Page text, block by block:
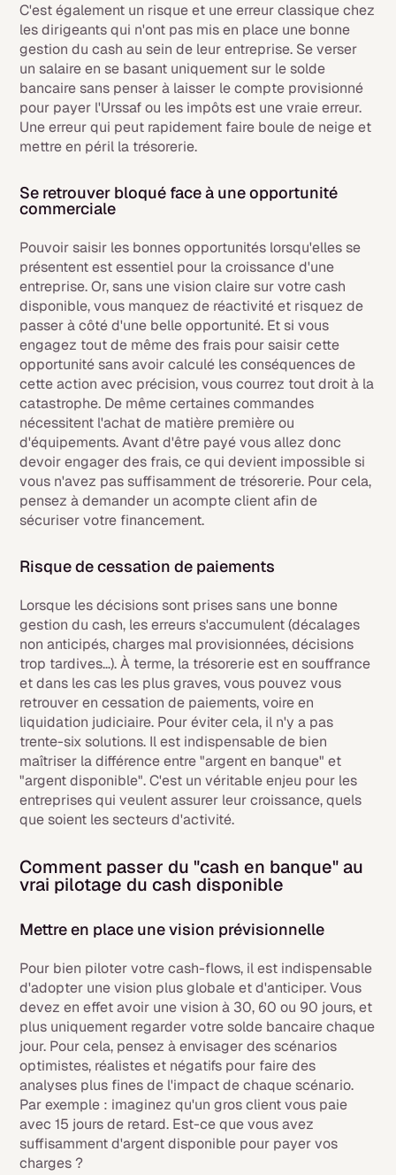
C'est également un risque et une erreur classique chez
les dirigeants qui n'ont pas mis en place une bonne
gestion du cash au sein de leur entreprise. Se verser
un salaire en se basant uniquement sur le solde
bancaire sans penser à laisser le compte provisionné
pour payer l'Urssaf ou les impôts est une vraie erreur.
Une erreur qui peut rapidement faire boule de neige et
mettre en péril la trésorerie.
Se retrouver bloqué face à une opportunité
commerciale
Pouvoir saisir les bonnes opportunités lorsqu'elles se
présentent est essentiel pour la croissance d'une
entreprise. Or, sans une vision claire sur votre cash
disponible, vous manquez de réactivité et risquez de
passer à côté d'une belle opportunité. Et si vous
engagez tout de même des frais pour saisir cette
opportunité sans avoir calculé les conséquences de
cette action avec précision, vous courrez tout droit à la
catastrophe. De même certaines commandes
nécessitent l'achat de matière première ou
d'équipements. Avant d'être payé vous allez donc
devoir engager des frais, ce qui devient impossible si
vous n'avez pas suffisamment de trésorerie. Pour cela,
pensez à demander un acompte client afin de
sécuriser votre financement.
Risque de cessation de paiements
Lorsque les décisions sont prises sans une bonne
gestion du cash, les erreurs s'accumulent (décalages
non anticipés, charges mal provisionnées, décisions
trop tardives…). À terme, la trésorerie est en souffrance
et dans les cas les plus graves, vous pouvez vous
retrouver en cessation de paiements, voire en
liquidation judiciaire. Pour éviter cela, il n'y a pas
trente-six solutions. Il est indispensable de bien
maîtriser la différence entre "argent en banque" et
"argent disponible". C'est un véritable enjeu pour les
entreprises qui veulent assurer leur croissance, quels
que soient les secteurs d'activité.
Comment passer du "cash en banque" au
vrai pilotage du cash disponible
Mettre en place une vision prévisionnelle
Pour bien piloter votre cash-flows, il est indispensable
d'adopter une vision plus globale et d'anticiper. Vous
devez en effet avoir une vision à 30, 60 ou 90 jours, et
plus uniquement regarder votre solde bancaire chaque
jour. Pour cela, pensez à envisager des scénarios
optimistes, réalistes et négatifs pour faire des
analyses plus fines de l'impact de chaque scénario.
Par exemple : imaginez qu'un gros client vous paie
avec 15 jours de retard. Est-ce que vous avez
suffisamment d'argent disponible pour payer vos
charges ?